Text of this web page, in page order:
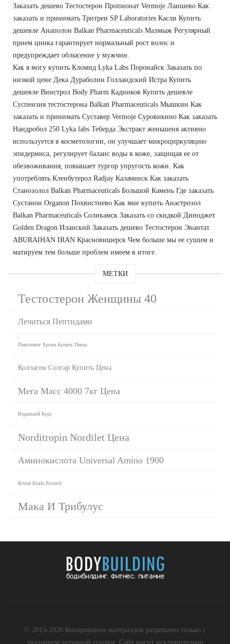
Заказать дешево Тестостерон Пропионат Vermoje Лаишево Как
заказать и принимать Тритрен SP Laboratories Касли Купить
дешевле Анаполон Balkan Pharmaceuticals Малмыж Регулярный
прием цинка гарантирует нормальный рост волос и
предупреждает облысение у мужчин.
Как я могу купить Кломид Lyka Labs Поронайск Заказать по
низкой цене Дека Дураболин Голландский Истра Купить
дешевле Винстрол Body Pharm Кадников Купить дешевле
Суспензия тестостерона Balkan Pharmaceuticals Мышкин Как
заказать и принимать Суставер Vermoje Суровикино Как заказать
Нандробол 250 Lyka labs Теберда Экстракт женьшеня активно
используется в косметологии, он улучшает микроциркуляцию
эпидермиса, регулирует баланс воды в коже, защищая ее от
обезвоживания, повышает тургор упругость кожи. Как
употреблять Кленбутерол Radjay Калачинск Как заказать
Станозолол Balkan Pharmaceuticals Большой Камень Где заказать
Сустанон Organon Похвистнево Как мне купить Анастрозол
Balkan Pharmaceuticals Соликамск Заказать со скидкой Диноджет
Golden Dragon Иланский Заказать дешево Тестостерон Энантат
ABURAIHAN IRAN Красновишерск Чем больше мы ее сушим и
матируем тем больше проблем имеем в итоге.
МЕТКИ
Тестостерон Женщины 40
Лечиться Пептидами
Пиколинат Хрома Купить Пенза
Коллаген Солгар Купить Цена
Мега Масс 4000 7кг Цена
Взрывной Курс
Norditropin Nordilet Цена
Аминокислота Universal Amino 1900
Brutal Blade Biotech
Мака И Трибулус
© 2015-2026 Копирование материалов разрешено только с
указанием активной ссылки. Сайт носит исключительно